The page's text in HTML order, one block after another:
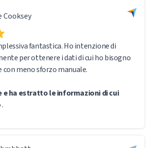
Cooksey
fantastica. Ho intenzione di
per ottenere i dati di cui ho bisogno
con meno sforzo manuale.
e ha estratto le informazioni di cui
.